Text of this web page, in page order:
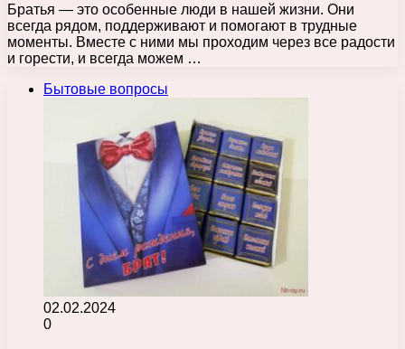
Братья — это особенные люди в нашей жизни. Они
всегда рядом, поддерживают и помогают в трудные
моменты. Вместе с ними мы проходим через все радости
и горести, и всегда можем …
Бытовые вопросы
02.02.2024
0